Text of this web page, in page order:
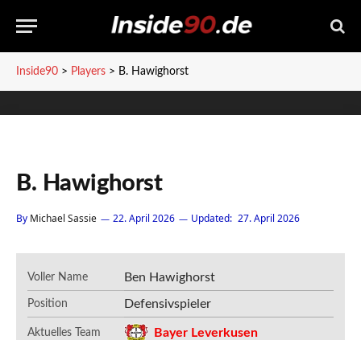
Inside90 > Players > B. Hawighorst
B. Hawighorst
By Michael Sassie 22. April 2026 Updated: 27. April 2026
Voller Name Ben Hawighorst
Position Defensivspieler
Aktuelles Team Bayer Leverkusen